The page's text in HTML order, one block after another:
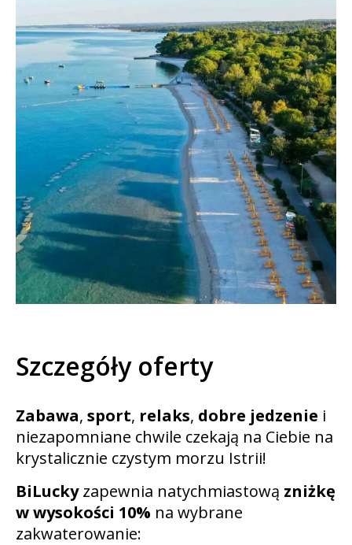
Szczegóły oferty
Zabawa, sport, relaks, dobre jedzenie i
niezapomniane chwile czekają na Ciebie na
krystalicznie czystym morzu Istrii!
BiLuckyzapewnia natychmiastową zniżkę
w wysokości 10% na wybrane
zakwaterowanie: